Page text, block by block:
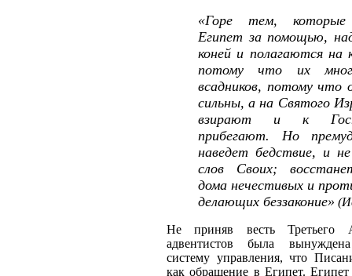
«Горе тем,
Египет за помощью,
коней и полагаются на
потому что их
всадников, потому что
сильны, а на Святого
взирают и к
прибегают. Но
наведет бедствие, и
слов Своих;
дома нечестивых и
делающих беззаконие»
Не приняв весть Третьего
адвентистов была
систему управления, что
как обращение в Египет.